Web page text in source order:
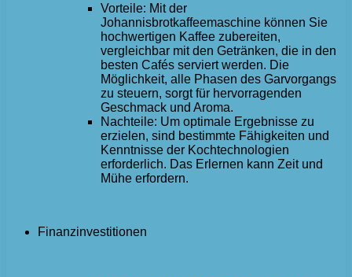
Vorteile: Mit der
Johannisbrotkaffeemaschine können Sie
hochwertigen Kaffee zubereiten,
vergleichbar mit den Getränken, die in den
besten Cafés serviert werden. Die
Möglichkeit, alle Phasen des Garvorgangs
zu steuern, sorgt für hervorragenden
Geschmack und Aroma.
Nachteile: Um optimale Ergebnisse zu
erzielen, sind bestimmte Fähigkeiten und
Kenntnisse der Kochtechnologien
erforderlich. Das Erlernen kann Zeit und
Mühe erfordern.
Finanzinvestitionen